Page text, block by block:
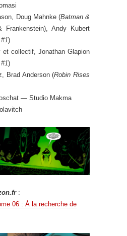
Doug Mahnke (Batman &
Frankenstein), Andy Kubert
)
et collectif, Jonathan Glapion
)
Brad Anderson (Robin Rises
— Studio Makma
:
06 : À la recherche de